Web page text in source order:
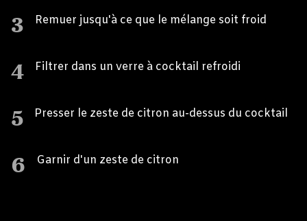
3 Remuer jusqu'à ce que le mélange soit froid
4 Filtrer dans un verre à cocktail refroidi
5 Presser le zeste de citron au-dessus du cocktail
6 Garnir d'un zeste de citron